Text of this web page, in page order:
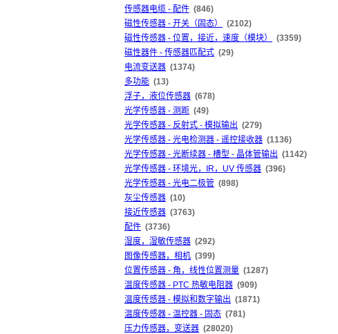
传感器电缆 - 配件 (846)
磁性传感器 - 开关（固态）
(2102)
磁性传感器 - 位置，接近，速度（模块）
(3359)
磁性器件 - 传感器匹配式 (29)
电流变送器 (1374)
多功能 (13)
浮子，液位传感器 (678)
光学传感器 - 测距 (49)
光学传感器 - 反射式 - 模拟输出 (279)
光学传感器 - 光电检测器 - 遥控接收器 (1136)
光学传感器 - 光断续器 - 槽型 - 晶体管输出 (1142)
光学传感器 - 环境光，IR，UV 传感器 (396)
光学传感器 - 光电二极管 (898)
灰尘传感器 (10)
接近传感器 (3763)
配件 (3736)
湿度，湿敏传感器 (292)
图像传感器，相机 (399)
位置传感器 - 角，线性位置测量 (1287)
温度传感器 - PTC 热敏电阻器 (909)
温度传感器 - 模拟和数字输出 (1871)
温度传感器 - 温控器 - 固态 (781)
压力传感器，变送器 (28020)